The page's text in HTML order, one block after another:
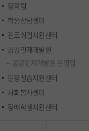
장학팀
학생상담센터
진로취업지원센터
공공인재개발원
공공인재개발원 운영팀
현장실습지원센터
사회봉사센터
장애학생지원센터